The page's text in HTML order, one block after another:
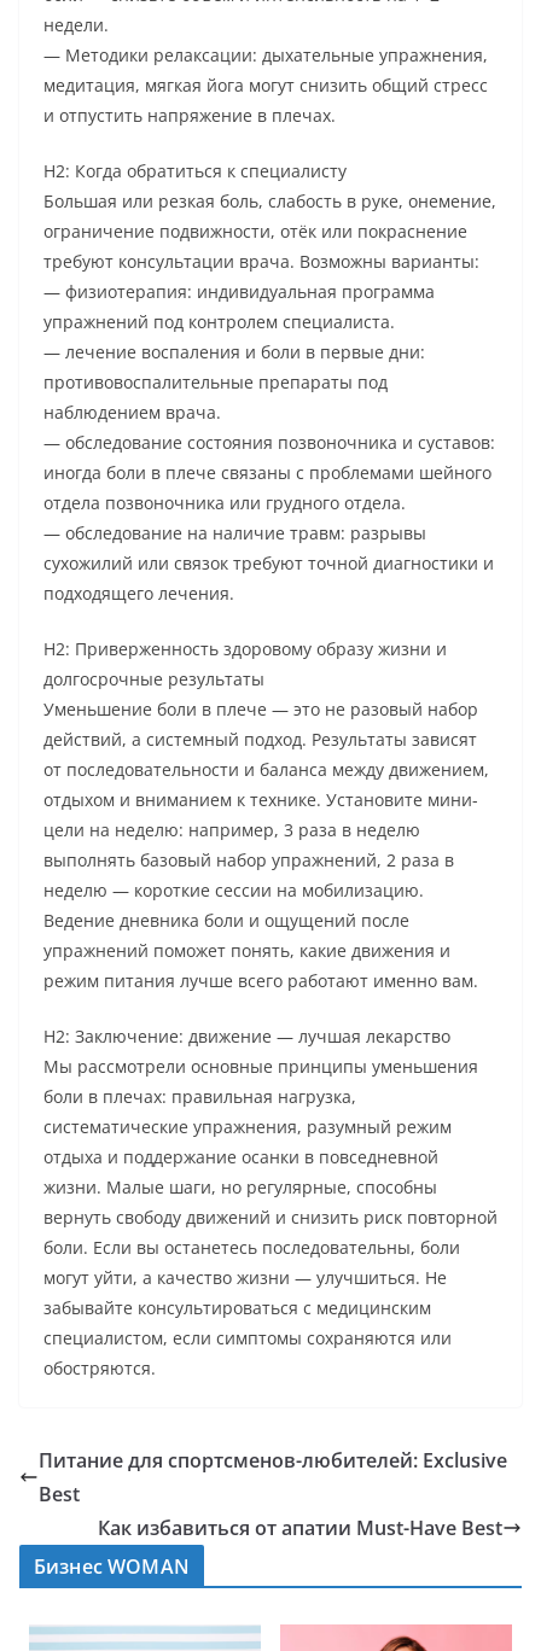
недели.
— Методики релаксации: дыхательные упражнения,
медитация, мягкая йога могут снизить общий стресс
и отпустить напряжение в плечах.
H2: Когда обратиться к специалисту
Большая или резкая боль, слабость в руке, онемение,
ограничение подвижности, отёк или покраснение
требуют консультации врача. Возможны варианты:
— физиотерапия: индивидуальная программа
упражнений под контролем специалиста.
— лечение воспаления и боли в первые дни:
противовоспалительные препараты под
наблюдением врача.
— обследование состояния позвоночника и суставов:
иногда боли в плече связаны с проблемами шейного
отдела позвоночника или грудного отдела.
— обследование на наличие травм: разрывы
сухожилий или связок требуют точной диагностики и
подходящего лечения.
H2: Приверженность здоровому образу жизни и
долгосрочные результаты
Уменьшение боли в плече — это не разовый набор
действий, а системный подход. Результаты зависят
от последовательности и баланса между движением,
отдыхом и вниманием к технике. Установите мини-
цели на неделю: например, 3 раза в неделю
выполнять базовый набор упражнений, 2 раза в
неделю — короткие сессии на мобилизацию.
Ведение дневника боли и ощущений после
упражнений поможет понять, какие движения и
режим питания лучше всего работают именно вам.
H2: Заключение: движение — лучшая лекарство
Мы рассмотрели основные принципы уменьшения
боли в плечах: правильная нагрузка,
систематические упражнения, разумный режим
отдыха и поддержание осанки в повседневной
жизни. Малые шаги, но регулярные, способны
вернуть свободу движений и снизить риск повторной
боли. Если вы останетесь последовательны, боли
могут уйти, а качество жизни — улучшиться. Не
забывайте консультироваться с медицинским
специалистом, если симптомы сохраняются или
обостряются.
Питание для спортсменов-любителей: Exclusive
Best
Как избавиться от апатии Must-Have Best
Бизнес WOMAN